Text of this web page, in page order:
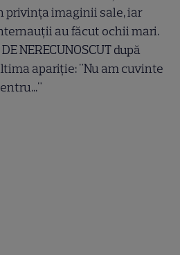
privința imaginii sale, iar
au făcut ochii mari.
DE NERECUNOSCUT după
apariție: "Nu am cuvinte